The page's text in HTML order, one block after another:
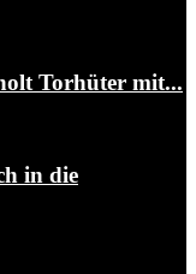
Torhüter mit...
in die